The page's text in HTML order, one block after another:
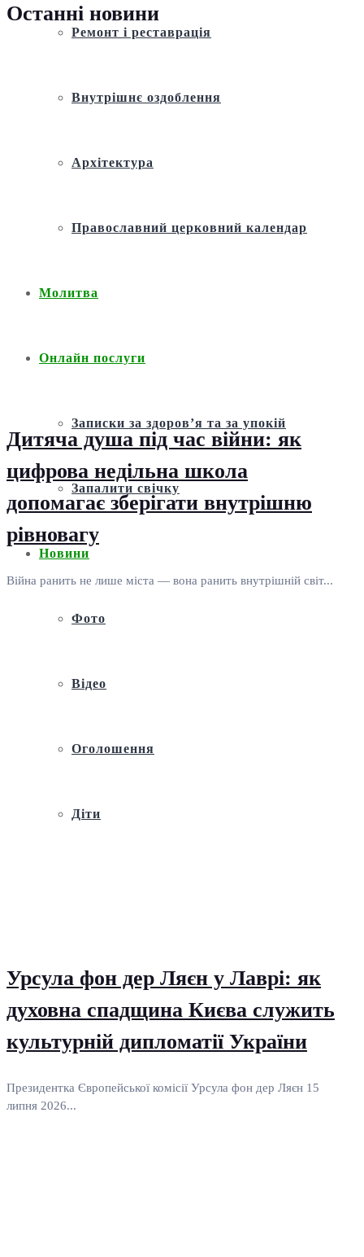
Ремонт і реставрація
Внутрішнє оздоблення
Архітектура
Православний церковний календар
Молитва
Онлайн послуги
Записки за здоров’я та за упокій
Запалити свічку
Новини
Фото
Відео
Оголошення
Діти
Останні новини
Дитяча душа під час війни: як
цифрова недільна школа
допомагає зберігати внутрішню
рівновагу
Війна ранить не лише міста — вона ранить внутрішній світ...
Урсула фон дер Ляєн у Лаврі: як
духовна спадщина Києва служить
культурній дипломатії України
Президентка Європейської комісії Урсула фон дер Ляєн 15
липня 2026...